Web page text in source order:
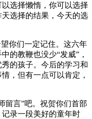
选择懒惰，你可以选择
选择的结果，今天的选
你们一定记住。这六年
的教鞭也没少“发威”，
的孩子。今后的学习和
，但有一点可以肯定，
言”吧。祝贺你们首部
录一段美好的童年时